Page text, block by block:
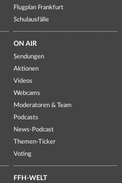
Flugplan Frankfurt
Schulausfälle
ON AIR
Sendungen
Aktionen
Videos
Webcams
Moderatoren & Team
Podcasts
News-Podcast
Themen-Ticker
Voting
FFH-WELT